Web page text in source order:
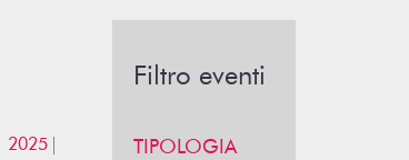
2025
Filtro eventi
TIPOLOGIA